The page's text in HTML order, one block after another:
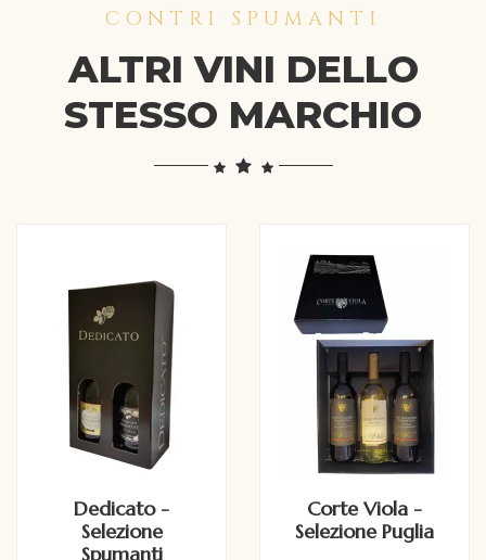
CONTRI SPUMANTI
ALTRI VINI DELLO
STESSO MARCHIO
Dedicato -
Selezione
Spumanti
Corte Viola -
Selezione Puglia